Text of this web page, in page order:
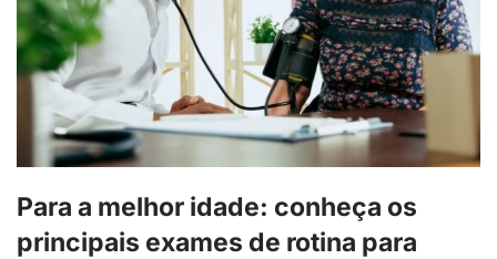
Para a melhor idade: conheça os
principais exames de rotina para